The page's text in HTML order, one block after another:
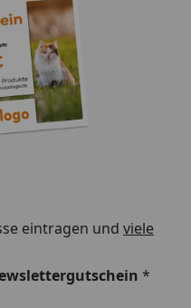
eintragen und viele
*